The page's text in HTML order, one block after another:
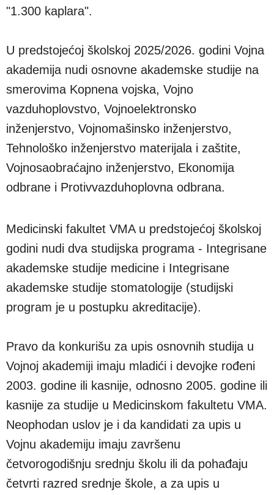
"1.300 kaplara".
U predstojećoj školskoj 2025/2026. godini Vojna
akademija nudi osnovne akademske studije na
smerovima Kopnena vojska, Vojno
vazduhoplovstvo, Vojnoelektronsko
inženjerstvo, Vojnomašinsko inženjerstvo,
Tehnološko inženjerstvo materijala i zaštite,
Vojnosaobraćajno inženjerstvo, Ekonomija
odbrane i Protivvazduhoplovna odbrana.
Medicinski fakultet VMA u predstojećoj školskoj
godini nudi dva studijska programa - Integrisane
akademske studije medicine i Integrisane
akademske studije stomatologije (studijski
program je u postupku akreditacije).
Pravo da konkurišu za upis osnovnih studija u
Vojnoj akademiji imaju mladići i devojke rođeni
2003. godine ili kasnije, odnosno 2005. godine ili
kasnije za studije u Medicinskom fakultetu VMA.
Neophodan uslov je i da kandidati za upis u
Vojnu akademiju imaju završenu
četvorogodišnju srednju školu ili da pohađaju
četvrti razred srednje škole, a za upis u